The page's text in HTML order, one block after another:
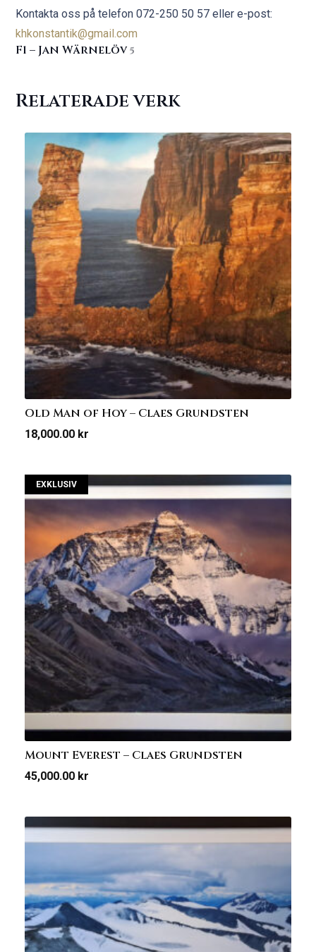
Kontakta oss på telefon072-250 50 57 eller e-post:
khkonstantik@gmail.com
F1 – Jan Wärnelöv5
Relaterade verk
Old Man of Hoy – Claes Grundsten
18,000.00 kr
Mount Everest – Claes Grundsten
45,000.00 kr
EXKLUSIV